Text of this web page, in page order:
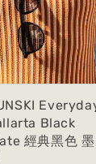
Black
經典黑色 墨